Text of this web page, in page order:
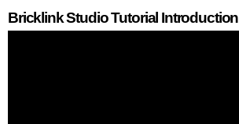
Bricklink Studio Tutorial Introduction